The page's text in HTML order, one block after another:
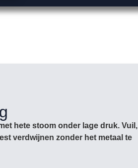
hete stoom onder lage druk. Vuil,
verdwijnen zonder het metaal te